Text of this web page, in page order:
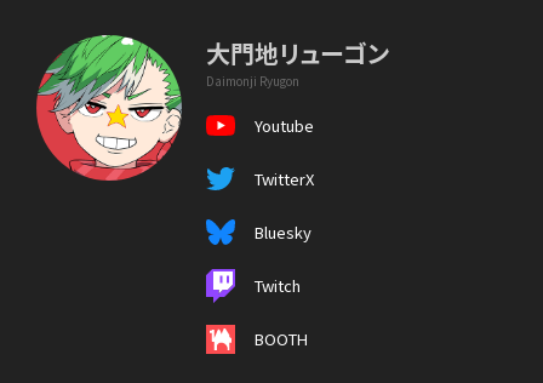
大門地リューゴン
Daimonji Ryugon
Youtube
TwitterX
Bluesky
Twitch
BOOTH